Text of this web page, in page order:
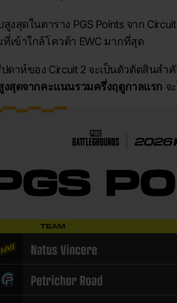
สุดในตาราง PGS Points จาก Circuit
เข้าใกล้โควต้า EWC มากที่สุด
ดาห์ของ Circuit 2 จะเป็นตัวตัดสินสำ
สุดจากคะแนนรวมครึ่งฤดูกาลแรก จ